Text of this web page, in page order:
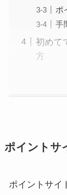
ポ
手
初めて
方
ポイントサ
ポイントサイ